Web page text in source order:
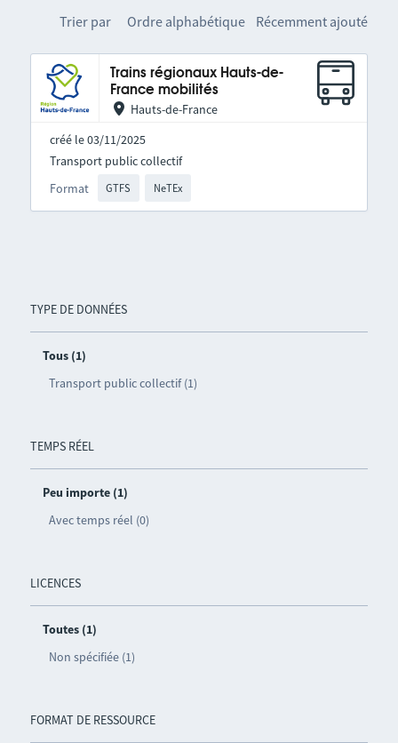
TYPE DE DONNÉES
Tous (1)
Transport public collectif (1)
TEMPS RÉEL
Peu importe (1)
Avec temps réel (0)
LICENCES
Toutes (1)
Non spécifiée (1)
FORMAT DE RESSOURCE
Trier par Ordre alphabétique Récemment ajouté
Trains régionaux Hauts-de-
France mobilités
Hauts-de-France
créé le 03/11/2025
Format GTFS NeTEx
Transport public collectif